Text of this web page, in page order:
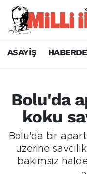
ASAYİŞ
Bolu'da
koku
Bolu'da bir
üzerine
bakımsız